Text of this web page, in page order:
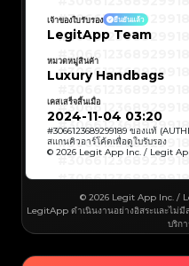
เจ้าของใบรับรอง ยืนยันแล้ว
LegitApp Team
หมวดหมู่สินค้า
Luxury Handbags
เคสเสร็จสิ้นเมื่อ
2024-11-04 03:20
#3066123689299189 ของแท้
สแกนคิวอาร์โค้ดเพื่อดูใบรับรอง
© 2026 Legit App Inc. / Legit
© 2026 Legit App Inc. /
LegitApp ดำเนินงานอย่างอิสระและไม่
บริก